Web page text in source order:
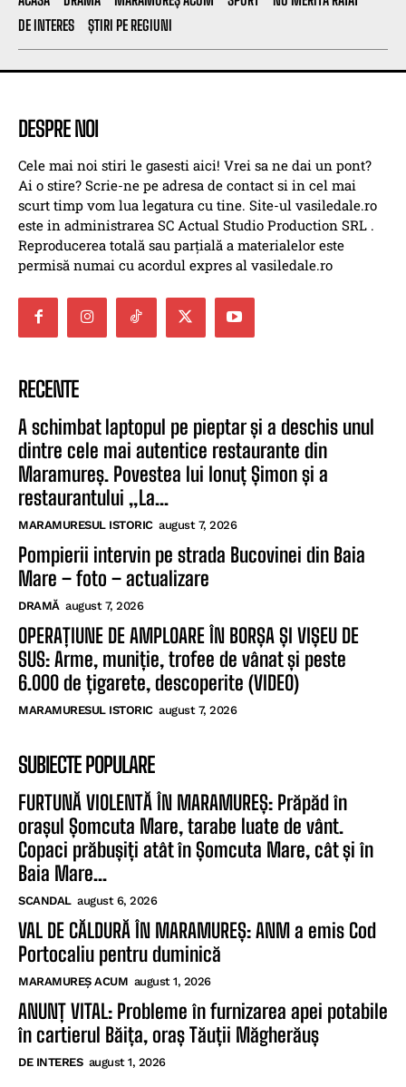
DE INTERES
ȘTIRI PE REGIUNI
DESPRE NOI
Cele mai noi stiri le gasesti aici! Vrei sa ne dai un pont?
Ai o stire? Scrie-ne pe adresa de contact si in cel mai
scurt timp vom lua legatura cu tine. Site-ul vasiledale.ro
este in administrarea SC Actual Studio Production SRL .
Reproducerea totală sau parțială a materialelor este
permisă numai cu acordul expres al vasiledale.ro
RECENTE
A schimbat laptopul pe pieptar și a deschis unul
dintre cele mai autentice restaurante din
Maramureș. Povestea lui Ionuț Șimon și a
restaurantului „La...
MARAMURESUL ISTORIC august 7, 2026
Pompierii intervin pe strada Bucovinei din Baia
Mare – foto – actualizare
DRAMĂ august 7, 2026
OPERAȚIUNE DE AMPLOARE ÎN BORȘA ȘI VIȘEU DE
SUS: Arme, muniție, trofee de vânat și peste
6.000 de țigarete, descoperite (VIDEO)
MARAMURESUL ISTORIC august 7, 2026
SUBIECTE POPULARE
FURTUNĂ VIOLENTĂ ÎN MARAMUREȘ: Prăpăd în
orașul Șomcuta Mare, tarabe luate de vânt.
Copaci prăbușiți atât în Șomcuta Mare, cât și în
Baia Mare...
SCANDAL august 6, 2026
VAL DE CĂLDURĂ ÎN MARAMUREȘ: ANM a emis Cod
Portocaliu pentru duminică
MARAMUREȘ ACUM august 1, 2026
ANUNȚ VITAL: Probleme în furnizarea apei potabile
în cartierul Băița, oraș Tăuții Măgherăuș
DE INTERES august 1, 2026